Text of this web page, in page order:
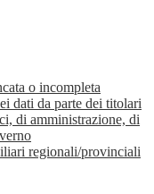
o incompleta
dati da parte dei titolari
di amministrazione, di
regionali/provinciali